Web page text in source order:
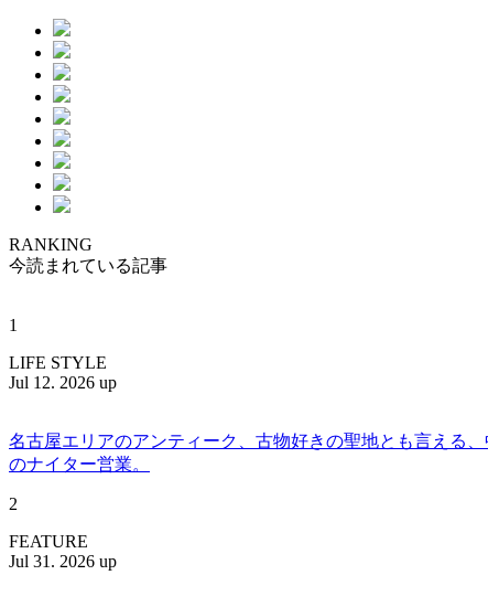
RANKING
今読まれている記事
1
LIFE STYLE
Jul 12. 2026 up
名古屋エリアのアンティーク、古物好きの聖地とも言える
のナイター営業。
2
FEATURE
Jul 31. 2026 up